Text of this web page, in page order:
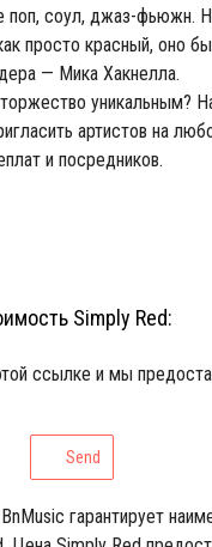
соул, джаз-фьюжн.
просто красный, оно
— Мика Хакнелла.
уникальным?
артистов на
и посредников.
Simply Red:
ссылке и мы
Send
гарантирует